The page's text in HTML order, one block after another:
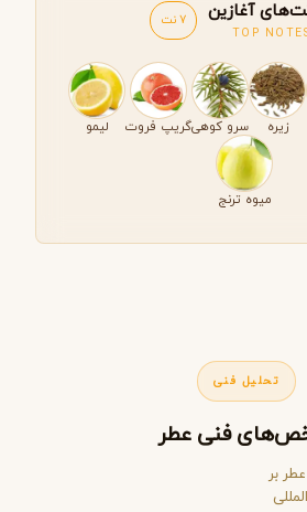
آغازین
TOP
7 نت
زیره سرو کوهیگریپ فروت لیمو
میوه ترنج
تحلیل فنی
فنی عطر
بر